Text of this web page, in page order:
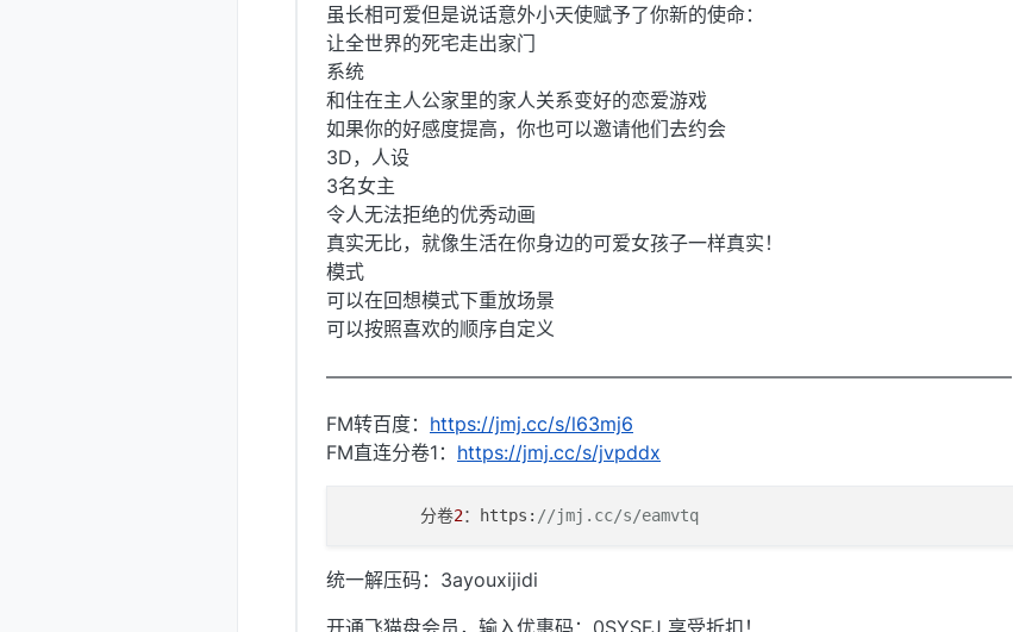
虽长相可爱但是说话意外小天使赋予了你新的使命：
让全世界的死宅走出家门
系统
和住在主人公家里的家人关系变好的恋爱游戏
如果你的好感度提高，你也可以邀请他们去约会
3D，人设
3名女主
令人无法拒绝的优秀动画
真实无比，就像生活在你身边的可爱女孩子一样真实！
模式
可以在回想模式下重放场景
可以按照喜欢的顺序自定义
————————————————————————————————————
FM转百度： https://jmj.cc/s/l63mj6
FM直连分卷1： https://jmj.cc/s/jvpddx
        分卷
2： https : //jmj.cc/s/eamvtq
统一解压码：3ayouxijidi